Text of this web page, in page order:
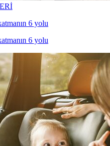
6 yolu
6 yolu